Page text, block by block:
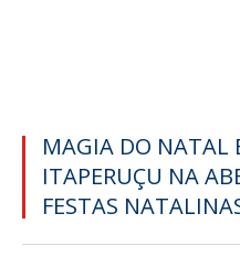
MAGIA DO NATAL
ITAPERUÇU NA
FESTAS